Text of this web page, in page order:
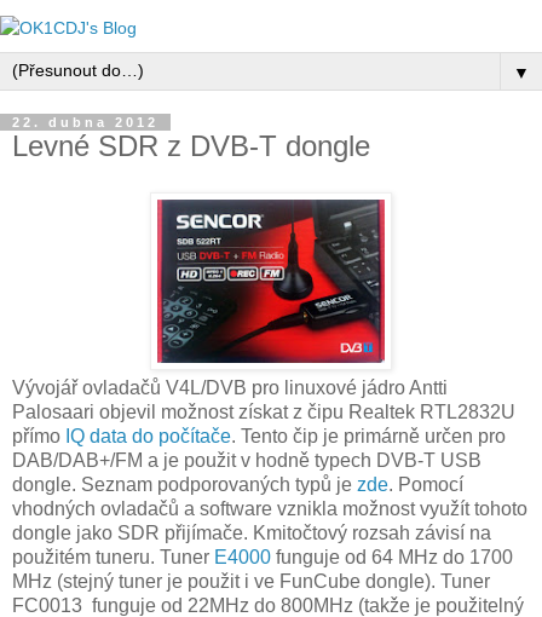
▼
22. dubna 2012
Levné SDR z DVB-T dongle
Vývojář ovladačů V4L/DVB pro linuxové jádro Antti
Palosaari objevil možnost získat z čipu Realtek RTL2832U
přímo IQ data do počítače. Tento čip je primárně určen pro
DAB/DAB+/FM a je použit v hodně typech DVB-T USB
dongle. Seznam podporovaných typů je zde. Pomocí
vhodných ovladačů a software vznikla možnost využít tohoto
dongle jako SDR přijímače. Kmitočtový rozsah závisí na
použitém tuneru. Tuner E4000 funguje od 64 MHz do 1700
MHz (stejný tuner je použit i ve FunCube dongle). Tuner
FC0013 funguje od 22MHz do 800MHz (takže je použitelný